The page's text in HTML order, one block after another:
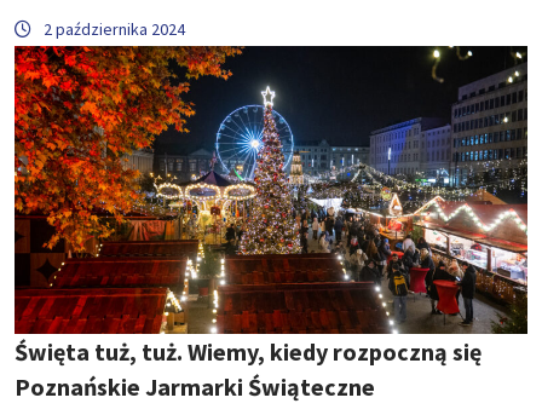
2 października 2024
Święta tuż, tuż. Wiemy, kiedy rozpoczną się
Poznańskie Jarmarki Świąteczne